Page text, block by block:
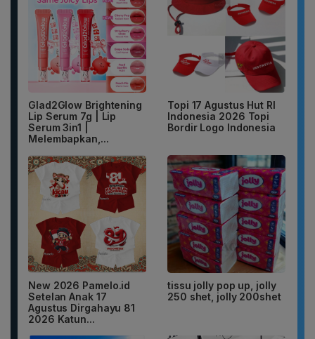
Glad2Glow Brightening
Lip Serum 7g | Lip
Serum 3in1 |
Melembapkan,...
Topi 17 Agustus Hut RI
Indonesia 2026 Topi
Bordir Logo Indonesia
New 2026 Pamelo.id
Setelan Anak 17
Agustus Dirgahayu 81
2026 Katun...
tissu jolly pop up, jolly
250 shet, jolly 200shet